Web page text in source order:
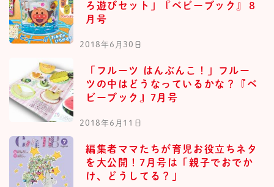
ろ遊びセット」『ベビーブック』８
月号
2018年6月30日
「フルーツ はんぶんこ！」フルー
ツの中はどうなっているかな？『ベ
ビーブック』7月号
2018年6月11日
編集者ママたちが育児お役立ちネタ
を大公開！7月号は「親子でおでか
け、どうしてる？」